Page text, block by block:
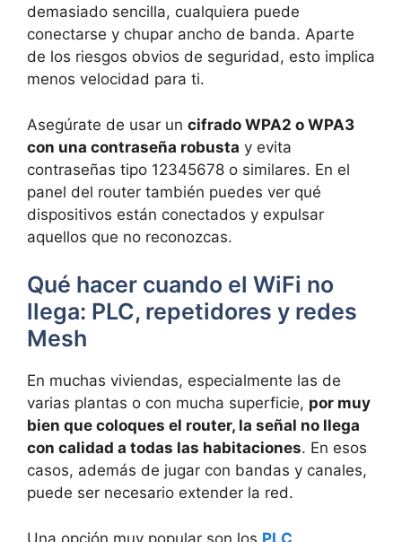
demasiado sencilla, cualquiera puede
conectarse y chupar ancho de banda. Aparte
de los riesgos obvios de seguridad, esto implica
menos velocidad para ti.
Asegúrate de usar un cifrado WPA2 o WPA3
con una contraseña robusta y evita
contraseñas tipo 12345678 o similares. En el
panel del router también puedes ver qué
dispositivos están conectados y expulsar
aquellos que no reconozcas.
Qué hacer cuando el WiFi no
llega: PLC, repetidores y redes
Mesh
En muchas viviendas, especialmente las de
varias plantas o con mucha superficie, por muy
bien que coloques el router, la señal no llega
con calidad a todas las habitaciones. En esos
casos, además de jugar con bandas y canales,
puede ser necesario extender la red.
Una opción muy popular son los PLC